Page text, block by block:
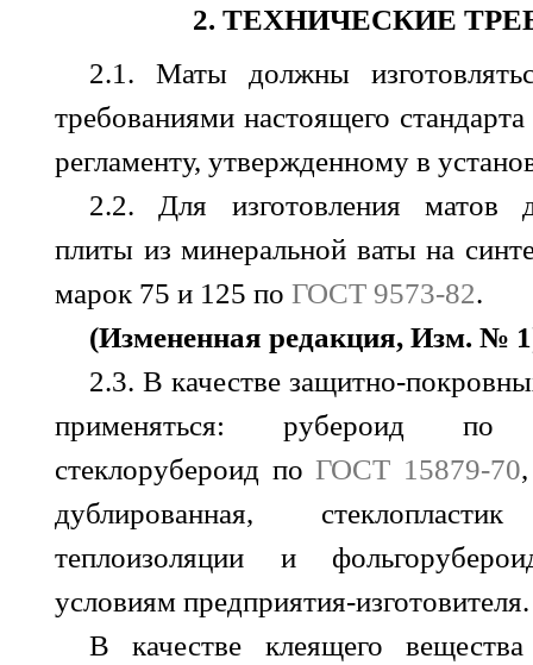
2. ТЕХНИЧЕСКИЕ
2.1. Маты должны
требованиями настоящего
регламенту, утвержденному в
2.2. Для изготовления матов
плиты из минеральной ваты на
марок 75 и 125 поГОСТ 9573-82.
(Измененная редакция, Изм. №
2.3. В качестве защитно-
применяться: рубероид
стеклорубероид поГОСТ 15879-70
дублированная,
теплоизоляции и
условиям предприятия-изготовителя.
В качестве клеящего